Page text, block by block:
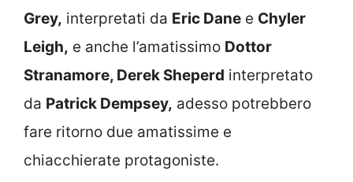
Grey, interpretati da Eric Dane e Chyler
Leigh, e anche l’amatissimo Dottor
Stranamore, Derek Sheperd interpretato
da Patrick Dempsey, adesso potrebbero
fare ritorno due amatissime e
chiacchierate protagoniste.